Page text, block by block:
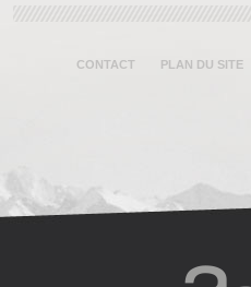
CONTACT PLAN DU SITE